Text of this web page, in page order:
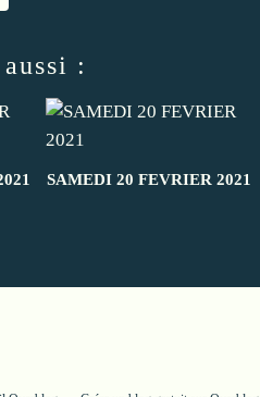
:
SAMEDI 20 FEVRIER 2021